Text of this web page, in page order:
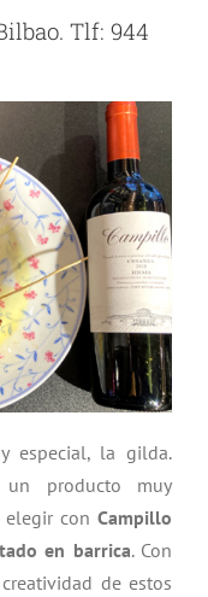
Tlf: 944
especial, la gilda.
un producto muy
con Campillo
en barrica. Con
de estos